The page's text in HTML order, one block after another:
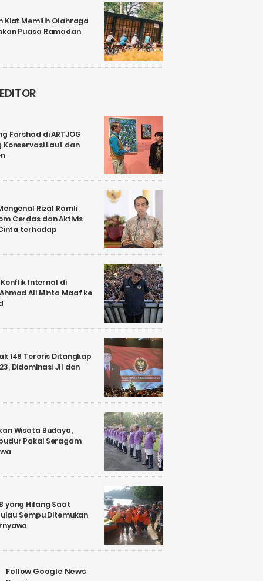
Kiat Memilih Olahraga
Puasa Ramadan
Farshad di ARTJOG
Konservasi Laut dan
Rizal Ramli
Cerdas dan Aktivis
terhadap
Internal di
Ali Minta Maaf ke
148 Teroris Ditangkap
Didominasi JII dan
Wisata Budaya,
Pakai Seragam
yang Hilang Saat
Sempu Ditemukan
Follow Google News